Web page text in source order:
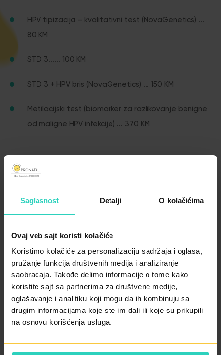
Saglasnost Detalji O kolačićima
Ovaj veb sajt koristi kolačiće
Koristimo kolačiće za personalizaciju sadržaja i oglasa,
pružanje funkcija društvenih medija i analiziranje
saobraćaja. Takođe delimo informacije o tome kako
koristite sajt sa partnerima za društvene medije,
oglašavanje i analitiku koji mogu da ih kombinuju sa
drugim informacijama koje ste im dali ili koje su prikupili
na osnovu korišćenja usluga.
HPV tipizacija – kvalitativni test (NovaGenetics) ...
80 KM
STD 3...... 100 KM
STD 3 + HPV bris (NovaGenetics) ... 150 KM
Metilacijski test (biomarker za razlikovanje benigne
od maligne HPV infekcije) ... 370 KM
Mikrodelecije Y hromozoma (ispitivanje uzroka
muškog steriliteta) ... 280 KM
Eubiom test ... 450 KM
Endometrioma test ... 760 KM